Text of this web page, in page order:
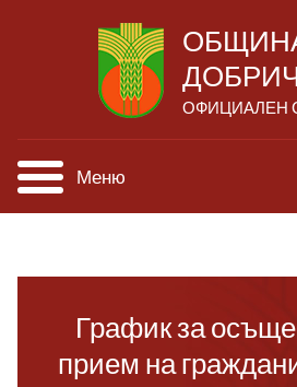
ОФИЦИАЛЕН
Меню
График за
прием на